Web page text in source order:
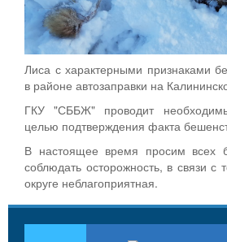
Лиса с характерными признаками
в районе автозаправки на
ГКУ "СББЖ" проводит
целью подтверждения факта
В настоящее время просим всех
соблюдать осторожность, в связи с
округе неблагоприятная.